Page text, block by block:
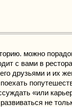
можно
с вами в
друзьями и их
«или
не